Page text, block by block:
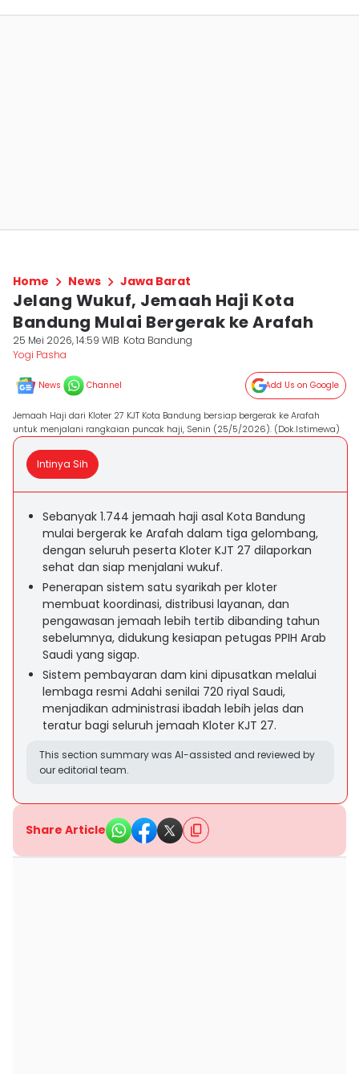
Home News Jawa Barat
Jelang Wukuf, Jemaah Haji Kota
Bandung Mulai Bergerak ke Arafah
25 Mei 2026, 14:59 WIB Kota Bandung
Yogi Pasha
News Channel Add Us on Google
Jemaah Haji dari Kloter 27 KJT Kota Bandung bersiap bergerak ke Arafah
untuk menjalani rangkaian puncak haji, Senin (25/5/2026). (Dok.Istimewa)
Intinya Sih
Sebanyak 1.744 jemaah haji asal Kota Bandung
mulai bergerak ke Arafah dalam tiga gelombang,
dengan seluruh peserta Kloter KJT 27 dilaporkan
sehat dan siap menjalani wukuf.
Penerapan sistem satu syarikah per kloter
membuat koordinasi, distribusi layanan, dan
pengawasan jemaah lebih tertib dibanding tahun
sebelumnya, didukung kesiapan petugas PPIH Arab
Saudi yang sigap.
Sistem pembayaran dam kini dipusatkan melalui
lembaga resmi Adahi senilai 720 riyal Saudi,
menjadikan administrasi ibadah lebih jelas dan
teratur bagi seluruh jemaah Kloter KJT 27.
This section summary was AI-assisted and reviewed by
our editorial team.
Share Article